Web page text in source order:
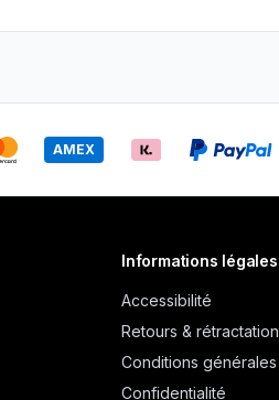
AMEX
Informations légales
Accessibilité
Retours & rétractation
Conditions générales
Confidentialité